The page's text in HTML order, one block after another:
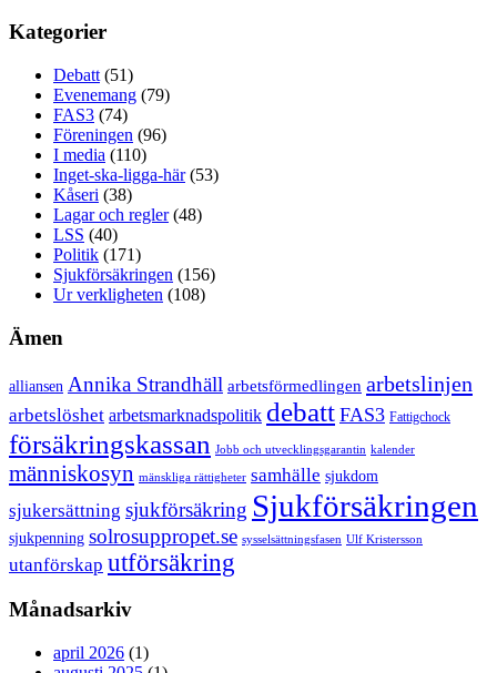
Kategorier
Debatt (51)
Evenemang (79)
FAS3 (74)
Föreningen (96)
I media (110)
Inget-ska-ligga-här(53)
Kåseri (38)
Lagar och regler(48)
LSS (40)
Politik (171)
Sjukförsäkringen (156)
Ur verkligheten (108)
Ämen
alliansen Annika Strandhäll arbetsförmedlingen arbetslinjen
arbetslöshet arbetsmarknadspolitik debatt FAS3 Fattigchock
försäkringskassan Jobb och utvecklingsgarantin kalender
människosyn mänskliga rättigheter samhälle sjukdom
sjukersättning sjukförsäkring Sjukförsäkringen
sjukpenning solrosuppropet.se sysselsättningsfasen Ulf Kristersson
utanförskap utförsäkring
Månadsarkiv
april 2026 (1)